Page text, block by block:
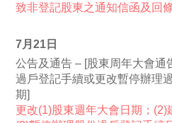
致非登記股東之通知信函及回
7月21日
公告及通告 – [股東周年大會通
過戶登記手續或更改暫停辦理
期]
更改(1)股東週年大會日期；(2)